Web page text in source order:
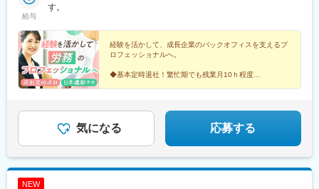
給与
す。
経験を活かして、成長企業のバックオフィスを支えるプ
ロフェッショナルへ。
◆基本定時退社！繁忙期でも残業月10ｈ程度
気になる 応募する
NEW